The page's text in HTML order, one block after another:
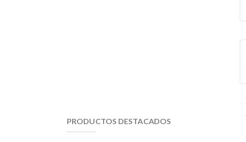
PRODUCTOS DESTACADOS